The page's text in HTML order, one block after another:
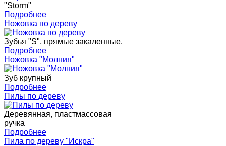
"Storm"
Подробнее
Ножовка по дереву
Зубья "S", прямые закаленные.
Подробнее
Ножовка "Молния"
Зуб крупный
Подробнее
Пилы по дереву
Деревянная, пластмассовая
ручка
Подробнее
Пила по дереву "Искра"